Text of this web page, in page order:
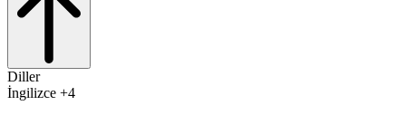
Diller
İngilizce +4